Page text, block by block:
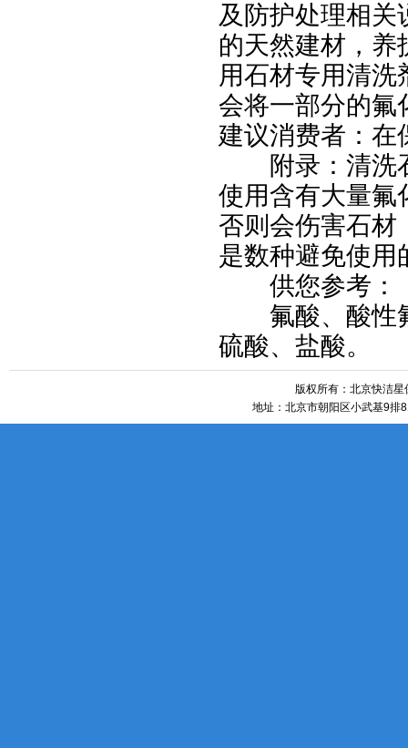
及防护处理相关
的天然建材，养
用石材专用清
会将一部分的氟
建议消费者：在
附录：清洗石
使用含有大量氟
否则会伤害石材
是数种避免使用
供您参考：
氟酸、酸性氟
硫酸、盐酸。
版权所有：北京快洁
地址：北京市朝阳区小武基9排